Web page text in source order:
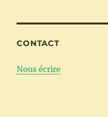
CONTACT
Nous écrire